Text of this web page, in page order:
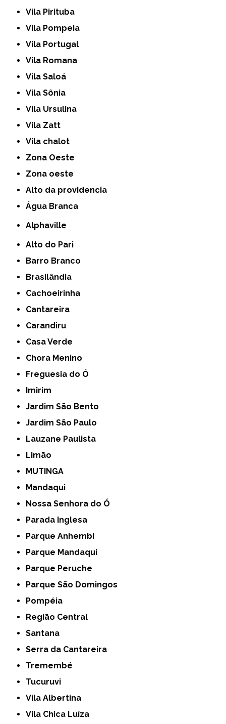
Vila Pirituba
Vila Pompeia
Vila Portugal
Vila Romana
Vila Saloá
Vila Sônia
Vila Ursulina
Vila Zatt
Vila chalot
Zona Oeste
Zona oeste
alto da providencia
Água Branca
Alphaville
Alto do Pari
Barro Branco
Brasilândia
Cachoeirinha
Cantareira
Carandiru
Casa Verde
Chora Menino
Freguesia do Ó
Imirim
Jardim São Bento
Jardim São Paulo
Lauzane Paulista
Limão
MUTINGA
Mandaqui
Nossa Senhora do Ó
Parada Inglesa
Parque Anhembi
Parque Mandaqui
Parque Peruche
Parque São Domingos
Pompéia
Região Central
Santana
Serra da Cantareira
Tremembé
Tucuruvi
Vila Albertina
Vila Chica Luíza